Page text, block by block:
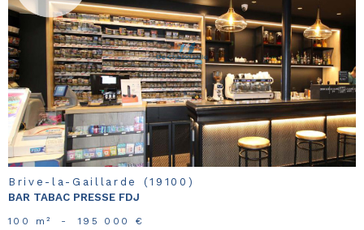
voir le
bien
Brive-la-Gaillarde (19100)
BAR TABAC PRESSE FDJ
100 m² - 195 000 €